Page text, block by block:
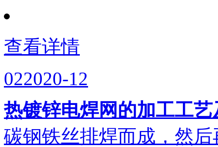
查看详情
022020-12
热镀锌电焊网的加工工艺
碳钢铁丝排焊而成，然